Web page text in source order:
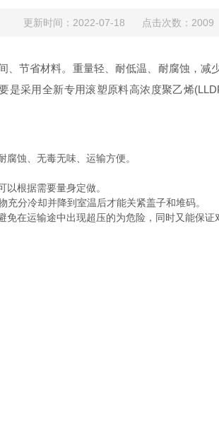
更新时间：2022-07-18 点击次数：2009
省材料。重量轻、耐低温、耐腐蚀，减
采用全新专用滚塑原料高浓度聚乙烯
蚀、无毒无味、运输方便。
根据需要量身定做。
分冷却并降到室温后才能关紧盖子和堆码。
运输途中出现超压的为危险，同时又能保证